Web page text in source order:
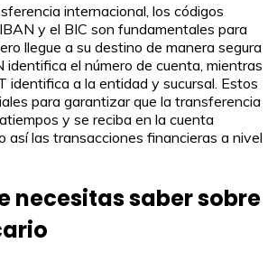
internacional, los códigos
y el BIC son fundamentales para
llegue a su destino de manera segura
identifica el número de cuenta, mientras
identifica a la entidad y sucursal. Estos
para garantizar que la transferencia
y se reciba en la cuenta
así las transacciones financieras a nivel
necesitas saber sobre